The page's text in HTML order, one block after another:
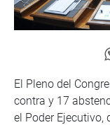
El Pleno del
contra y 17
el Poder Ejecutivo,